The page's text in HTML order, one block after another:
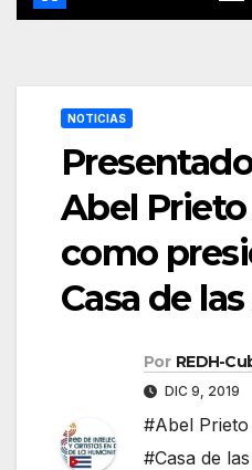
NOTICIAS
Abel
como
Casa de
Por REDH-
DIC 9, 2019
#Abel
#Casa de